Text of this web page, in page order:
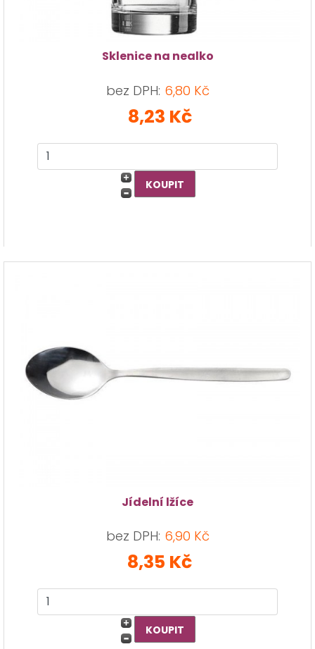
Sklenice na nealko
bez DPH: 6,80 Kč
8,23 Kč
Jídelní lžíce
bez DPH: 6,90 Kč
8,35 Kč